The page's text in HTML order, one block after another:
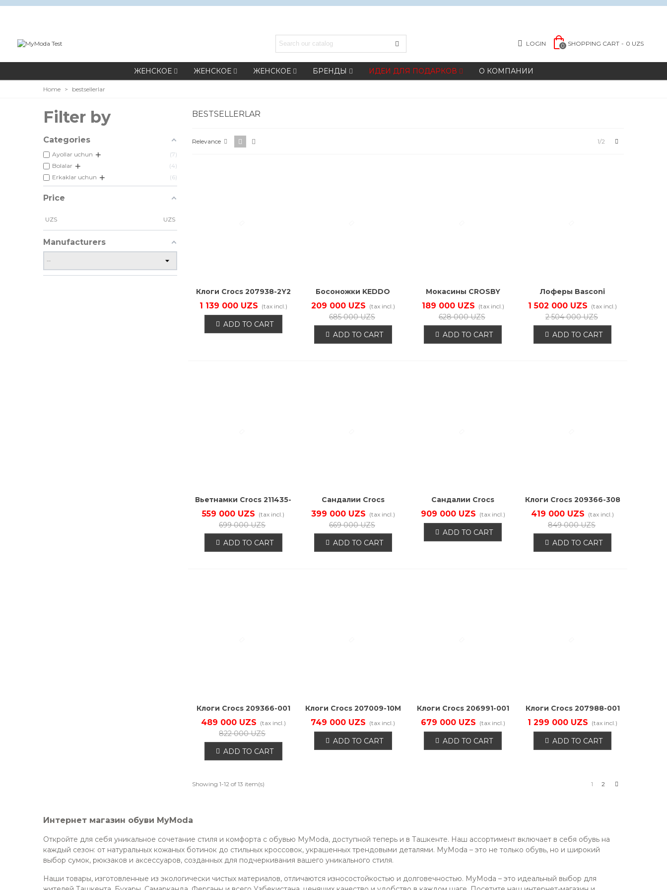
LOGIN 0 SHOPPING CART - 0 UZS
ЖЕНСКОЕ ЖЕНСКОЕ ЖЕНСКОЕ БРЕНДЫ ИДЕИ ДЛЯ ПОДАРКОВ О КОМПАНИИ
Home > bestsellerlar
Filter by
Categories
Ayollar uchun +
7
Bolalar +
4
Erkaklar uchun + 6
Price
UZS UZS
Manufacturers
BESTSELLERLAR
Relevance 1/2
Клоги Crocs 207938-2Y2
1 139 000 UZS (tax incl.)
ADD TO CART
Босоножки KEDDO
537210/11-05
209 000 UZS (tax incl.)
685 000 UZS
ADD TO CART
Мокасины CROSBY
238028/02-01
189 000 UZS (tax incl.)
628 000 UZS
ADD TO CART
Лоферы Basconi
220426B-YP
1 502 000 UZS (tax incl.)
2 504 000 UZS
ADD TO CART
Вьетнамки Crocs 211435-
001
559 000 UZS (tax incl.)
699 000 UZS
ADD TO CART
Сандалии Crocs
209862-001
399 000 UZS (tax incl.)
669 000 UZS
ADD TO CART
Сандалии Crocs
207446-2YC
909 000 UZS (tax incl.)
ADD TO CART
Клоги Crocs 209366-308
419 000 UZS (tax incl.)
849 000 UZS
ADD TO CART
Клоги Crocs 209366-001
489 000 UZS (tax incl.)
822 000 UZS
ADD TO CART
Клоги Crocs 207009-10M
749 000 UZS (tax incl.)
ADD TO CART
Клоги Crocs 206991-001
679 000 UZS (tax incl.)
ADD TO CART
Клоги Crocs 207988-001
1 299 000 UZS (tax incl.)
ADD TO CART
Showing 1-12 of 13 item(s) 1 2
Интернет магазин обуви MyModa
Откройте для себя уникальное сочетание стиля и комфорта с обувью MyModa, доступной теперь и в Ташкенте. Наш ассортимент включает в себя обувь на
каждый сезон: от натуральных кожаных ботинок до стильных кроссовок, украшенных трендовыми деталями. MyModa – это не только обувь, но и широкий
выбор сумок, рюкзаков и аксессуаров, созданных для подчеркивания вашего уникального стиля.
Наши товары, изготовленные из экологически чистых материалов, отличаются износостойкостью и долговечностью. MyModa – это идеальный выбор для